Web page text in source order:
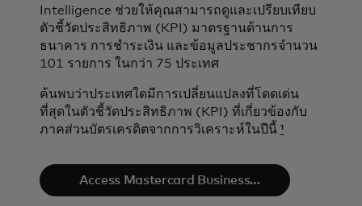
Intelligence ช่วยให้คุณสามารถดูและเปรียบเทียบ
ตัวชี้วัดประสิทธิภาพ (KPI) มาตรฐานด้านการ
ธนาคาร การชำระเงิน และข้อมูลประชากรจำนวน
101 รายการ ในกว่า 75 ประเทศ
ค้นพบว่าประเทศใดมีการเปลี่ยนแปลงที่โดดเด่น
ที่สุดในตัวชี้วัดประสิทธิภาพ (KPI) ที่เกี่ยวข้องกับ
ภาคส่วนบัตรเครดิตจากการวิเคราะห์ในปีนี้ ¹
Access Mastercard Business